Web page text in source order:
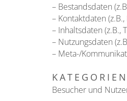
– Bestandsdaten
– Kontaktdaten
– Inhaltsdaten (z.B.,
– Nutzungsdaten
– Meta-/
Besucher und